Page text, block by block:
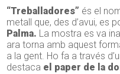
“Treballadores” és el
metall que, des d’avui, es
Palma. La mostra es va
ara torna amb aquest
a la gent. Ho fa a través
destaca el paper de la